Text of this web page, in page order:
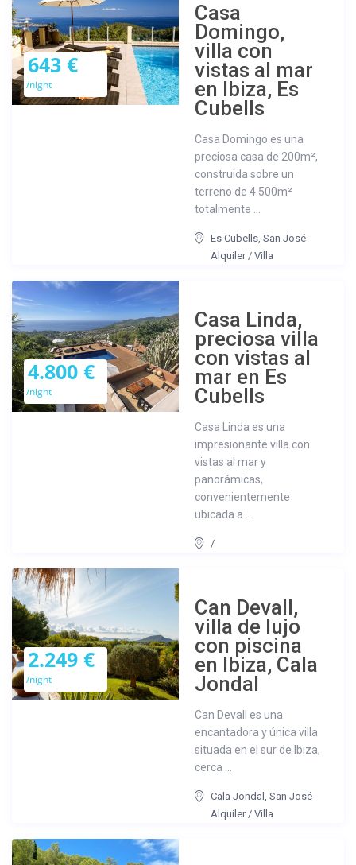
643 €
/night
Casa
Domingo,
villa con
vistas al mar
en Ibiza, Es
Cubells
Casa Domingo es una
preciosa casa de 200m²,
construida sobre un
terreno de 4.500m²
totalmente ...
Es Cubells,San José
Alquiler/Villa
4.800 €
/night
Casa Linda,
preciosa villa
con vistas al
mar en Es
Cubells
Casa Linda es una
impresionante villa con
vistas al mar y
panorámicas,
convenientemente
ubicada a ...
/
2.249 €
/night
Can Devall,
villa de lujo
con piscina
en Ibiza, Cala
Jondal
Can Devall es una
encantadora y única villa
situada en el sur de Ibiza,
cerca ...
Cala Jondal,San José
Alquiler/Villa